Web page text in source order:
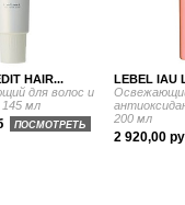
HAIR...
для волос и
145 мл
ПОСМОТРЕТЬ
LEBEL IAU
200 мл
2 920,00